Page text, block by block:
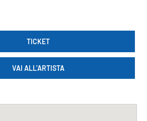
TICKET
VAI ALL’ARTISTA